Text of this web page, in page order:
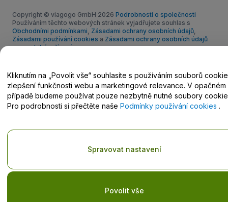
Copyright © viagogo GmbH 2026 Podrobnosti o společnosti
Používáním těchto webových stránek vyjadřujete souhlas s
Obchodními podmínkami Zásadami ochrany osobních údajů
Zásadami používání cookies a Zásadami ochrany osobních údajů
pro mobilní zařízení.
Kliknutím na „Povolit vše“ souhlasíte s používáním souborů
zlepšení funkčnosti webu a marketingové relevance. V opačném
případě budeme používat pouze nezbytně nutné soubory
Pro podrobnosti si přečtěte naše Podmínky používání cookies .
Povolit vše
Spravovat nastavení